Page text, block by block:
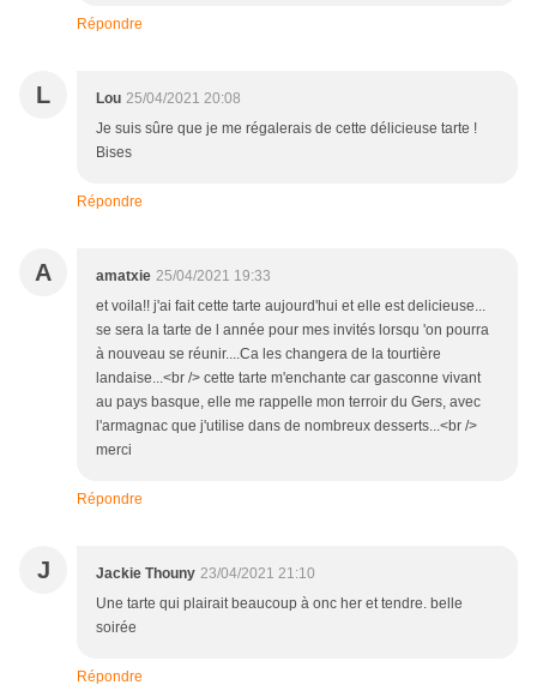
Répondre
L Lou 25/04/2021 20:08
Je suis sûre que je me régalerais de cette délicieuse tarte !
Bises
Répondre
A amatxie 25/04/2021 19:33
et voila!! j'ai fait cette tarte aujourd'hui et elle est delicieuse...
se sera la tarte de l année pour mes invités lorsqu 'on pourra
à nouveau se réunir....Ca les changera de la tourtière
landaise...<br /> cette tarte m'enchante car gasconne vivant
au pays basque, elle me rappelle mon terroir du Gers, avec
l'armagnac que j'utilise dans de nombreux desserts...<br />
merci
Répondre
J Jackie Thouny 23/04/2021 21:10
Une tarte qui plairait beaucoup à onc her et tendre. belle
soirée
Répondre